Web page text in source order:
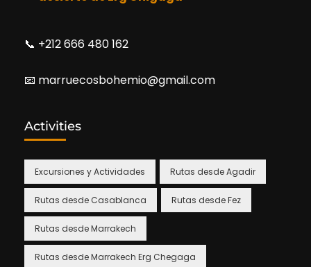
📞​ +212 666 480 162
📧​ marruecosbohemio@gmail.com
Activities
Excursiones y Actividades Rutas desde Agadir
Rutas desde Casablanca Rutas desde Fez
Rutas desde Marrakech
Rutas desde Marrakech Erg Chegaga